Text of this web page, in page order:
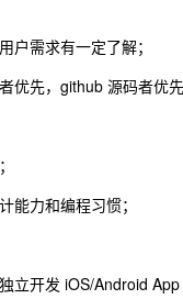
户需求有一定了解；
先，github 源码者优先
能力和编程习惯；
立开发 iOS/Android App